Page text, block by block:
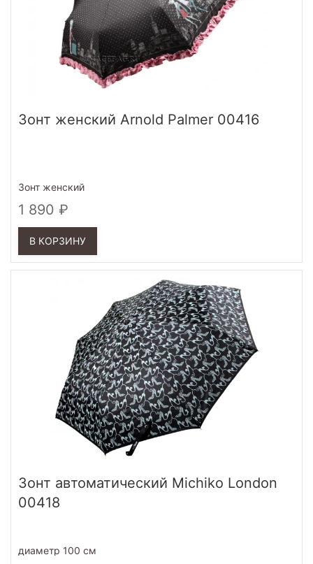
Зонт женский Arnold Palmer 00416
Зонт женский
1 890
В КОРЗИНУ
Зонт автоматический Michiko London
00418
диаметр 100 см